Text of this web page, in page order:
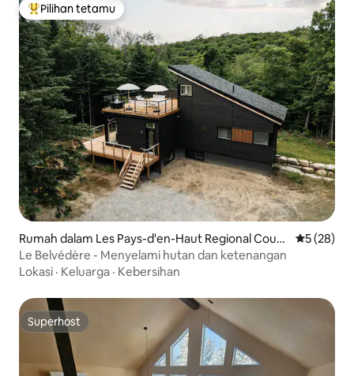
Pilihan utama tetamu
Pilihan tetamu
Rumah dalam Les Pays-d'en-Haut Regional Count
y Municipality
Penarafan
5 (28)
Le Belvédère - Menyelami hutan dan ketenangan
Lokasi · Keluarga · Kebersihan
Superhost
Superhost